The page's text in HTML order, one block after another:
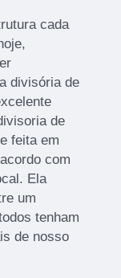
cada
divisória de
de
feita em
com
Ela
um
tenham
de nosso